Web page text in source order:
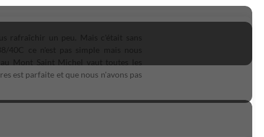
est parfaite et que nous n'avons pas